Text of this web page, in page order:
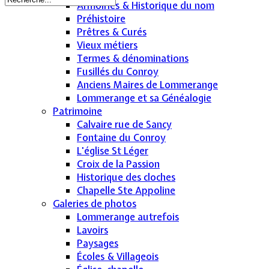
Armoiries & Historique du nom
Préhistoire
Prêtres & Curés
Vieux métiers
Termes & dénominations
Fusillés du Conroy
Anciens Maires de Lommerange
Lommerange et sa Généalogie
Patrimoine
Calvaire rue de Sancy
Fontaine du Conroy
L'église St Léger
Croix de la Passion
Historique des cloches
Chapelle Ste Appoline
Galeries de photos
Lommerange autrefois
Lavoirs
Paysages
Écoles & Villageois